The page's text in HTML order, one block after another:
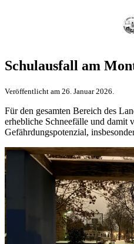
Schulausfall am
Veröffentlicht am 26. Januar 2026.
Für den gesamten Bereich des
erhebliche Schneefälle und damit
Gefährdungspotenzial,